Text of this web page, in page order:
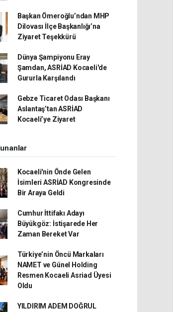
Başkan Ömeroğlu’ndan MHP
Dilovası İlçe Başkanlığı’na
Ziyaret Teşekkürü
Dünya Şampiyonu Eray
Şamdan, ASRİAD Kocaeli'de
Gururla Karşılandı
Gebze Ticaret Odası Başkanı
Aslantaş’tan ASRİAD
Kocaeli’ye Ziyaret
Kocaeli'nin Önde Gelen
İsimleri ASRİAD Kongresinde
Bir Araya Geldi
Cumhur İttifakı Adayı
Büyükgöz: İstişarede Her
Zaman Bereket Var
Türkiye’nin Öncü Markaları
NAMET ve Günel Holding
Resmen Kocaeli Asriad Üyesi
Oldu
YILDIRIM ADEM DOĞRUL